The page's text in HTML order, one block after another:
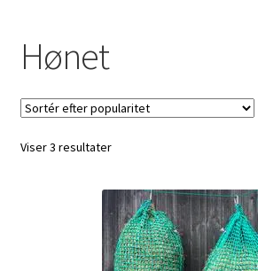
Hønet
Viser 3 resultaterSorteret